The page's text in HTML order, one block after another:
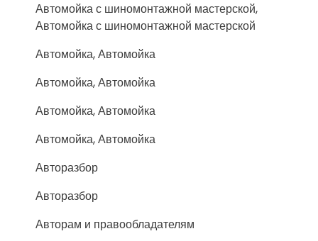
Автомойка с шиномонтажной мастерской,
Автомойка с шиномонтажной мастерской
Автомойка, Автомойка
Автомойка, Автомойка
Автомойка, Автомойка
Автомойка, Автомойка
Авторазбор
Авторазбор
Авторам и правообладателям